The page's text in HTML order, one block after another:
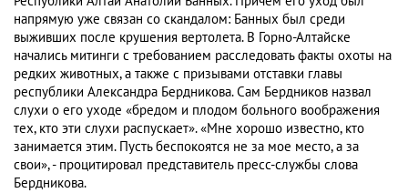
напрямую уже связан со скандалом: Банных был среди
выживших после крушения вертолета. В Горно-Алтайске
начались митинги с требованием расследовать факты охоты на
редких животных, а также с призывами отставки главы
республики Александра Бердникова. Сам Бердников назвал
слухи о его уходе «бредом и плодом больного воображения
тех, кто эти слухи распускает». «Мне хорошо известно, кто
занимается этим. Пусть беспокоятся не за мое место, а за
свои», - процитировал представитель пресс-службы слова
Бердникова.